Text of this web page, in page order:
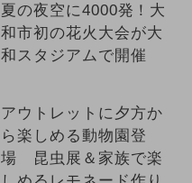
夏の夜空に4000発！大
和市初の花火大会が大
和スタジアムで開催
アウトレットに夕方か
ら楽しめる動物園登
場 昆虫展＆家族で楽